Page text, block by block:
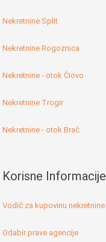
Nekretnine Split
Nekretnine Rogoznica
Nekretnine - otok Čiovo
Nekretnine Trogir
Nekretnine - otok Brač
Korisne Informacije
Vodič za kupovinu nekretnine
Odabir prave agencije